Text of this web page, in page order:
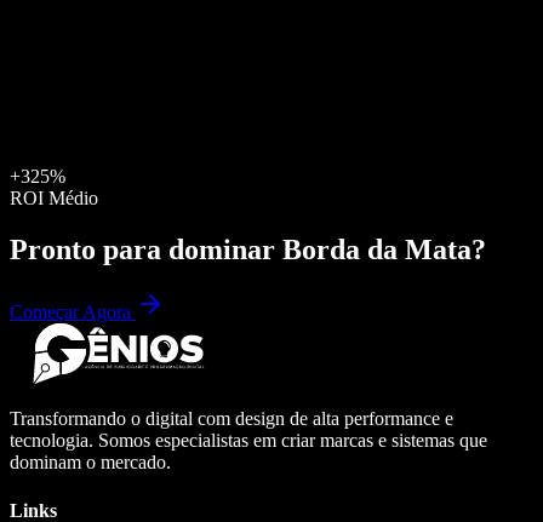
+325%
ROI Médio
Pronto para dominar Borda da Mata?
Começar Agora
Transformando o digital com design de alta performance e
tecnologia. Somos especialistas em criar marcas e sistemas que
dominam o mercado.
Links